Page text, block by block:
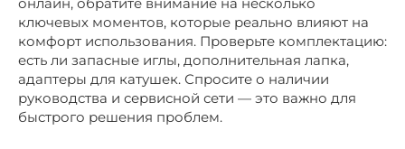
онлайн, обратите внимание на несколько
ключевых моментов, которые реально влияют на
комфорт использования. Проверьте комплектацию:
есть ли запасные иглы, дополнительная лапка,
адаптеры для катушек. Спросите о наличии
руководства и сервисной сети — это важно для
быстрого решения проблем.